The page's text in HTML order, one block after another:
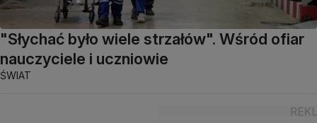
"Słychać było wiele strzałów". Wśród ofiar
nauczyciele i uczniowie
ŚWIAT